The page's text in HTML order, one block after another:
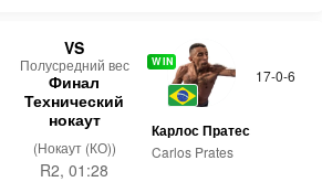
VS
Полусредний вес
Финал
Технический
нокаут
(Нокаут (КО))
R2, 01:28
17-0-6
WIN
Карлос Пратес
Carlos Prates